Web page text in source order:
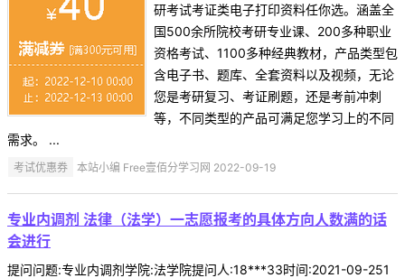
研考试考证类电子打印资料任你选。涵盖全
国500余所院校考研专业课、200多种职业
资格考试、1100多种经典教材，产品类型包
含电子书、题库、全套资料以及视频，无论
您是考研复习、考证刷题，还是考前冲刺
等，不同类型的产品可满足您学习上的不同
需求。 ...
考试优惠券 本站小编 Free壹佰分学习网 2022-09-19
专业内调剂 法律（法学）一志愿报考的具体方向人数满的话
会进行
提问问题:专业内调剂学院:法学院提问人:18***33时间:2021-09-251